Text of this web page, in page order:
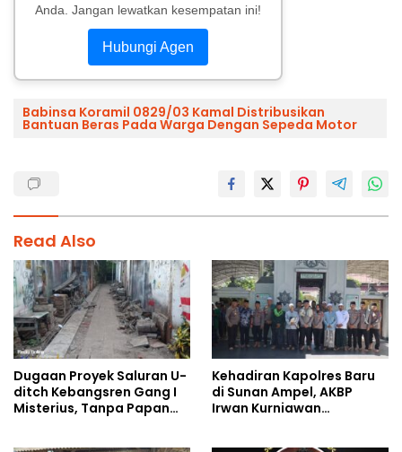
Anda. Jangan lewatkan kesempatan ini!
Hubungi Agen
Babinsa Koramil 0829/03 Kamal Distribusikan
Bantuan Beras Pada Warga Dengan Sepeda Motor
Read Also
Dugaan Proyek Saluran U-
ditch Kebangsren Gang I
Misterius, Tanpa Papan
Kehadiran Kapolres Baru
di Sunan Ampel, AKBP
Irwan Kurniawan